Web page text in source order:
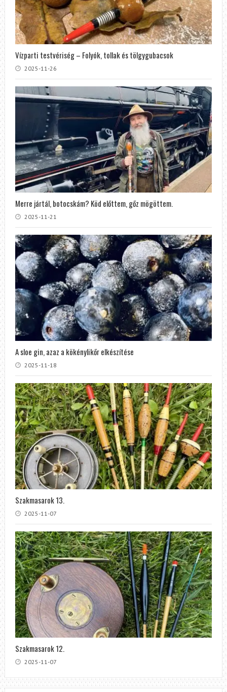
Vízparti testvériség – Folyók, tollak és tölgygubacsok
2025-11-26
Merre jártál, botocskám? Köd előttem, gőz mögöttem.
2025-11-21
A sloe gin, azaz a kökénylikőr elkészítése
2025-11-18
Szakmasarok 13.
2025-11-07
Szakmasarok 12.
2025-11-07